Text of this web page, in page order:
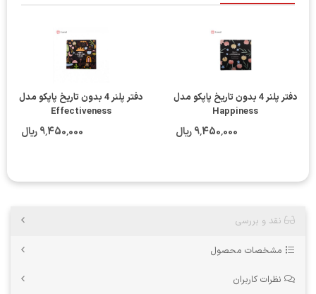
دفتر پلنر 4 بدون تاریخ پاپکو مدل
Happiness
9٬450٬000 ریال
دفتر پلنر 4 بدون تاریخ پاپکو مدل
Effectiveness
9٬450٬000 ریال
نقد و بررسی
مشخصات محصول
نظرات کاربران